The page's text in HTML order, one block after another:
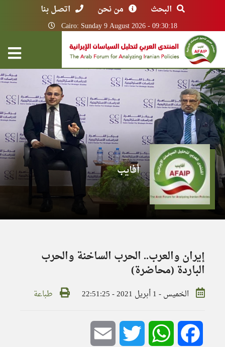
البحث من نحن اتصل بنا
Cairo: Sunday 9 August 2026 - 09:30:18
أفايب
إيران والعرب.. الحرب الساخنة والحرب
الباردة (محاضرة)
الخميس - 1 أبريل 2021 - 22:51:25 طباعة
Facebook
WhatsApp
Twitter